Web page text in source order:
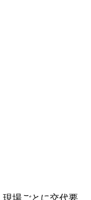
現場ごとに交代要